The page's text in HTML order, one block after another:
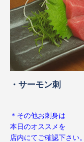
・サーモン刺
＊その他お刺身は
本日のオススメを
店内にてご確認下さい。